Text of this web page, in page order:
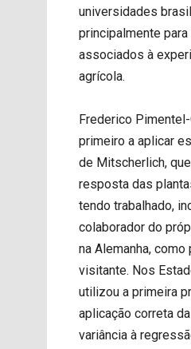
universidades
principalmente
associados à
agrícola.
Frederico
primeiro a aplicar
de Mitscherlich,
resposta das
tendo trabalhado,
colaborador do
na Alemanha,
visitante. Nos
utilizou a primeira
aplicação correta
variância à